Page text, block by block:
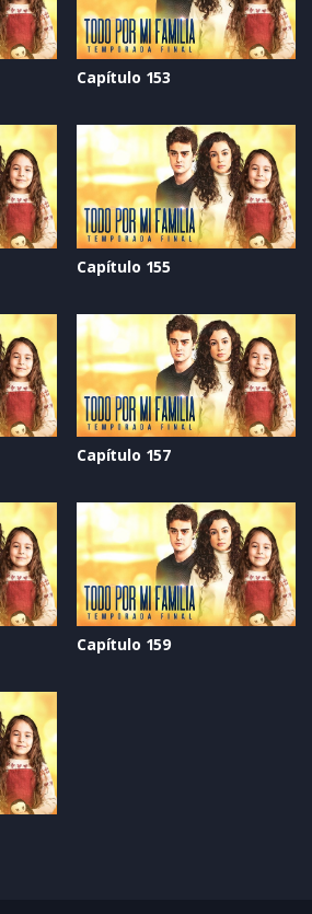
Capítulo 153
Capítulo 155
Capítulo 157
Capítulo 159